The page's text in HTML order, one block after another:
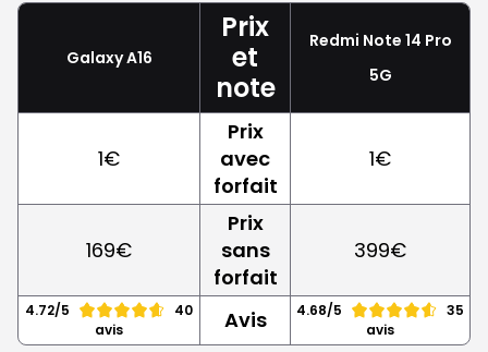
Galaxy A16
Prix
et
note
Redmi Note 14 Pro
5G
1€
Prix
avec
forfait
1€
169€
Prix
sans
forfait
399€
4.72/5
40
avis
Avis 4.68/5
35
avis